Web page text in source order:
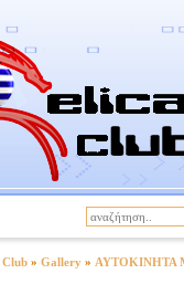
Club » Gallery » ΑΥΤΟΚΙΝΗΤΑ